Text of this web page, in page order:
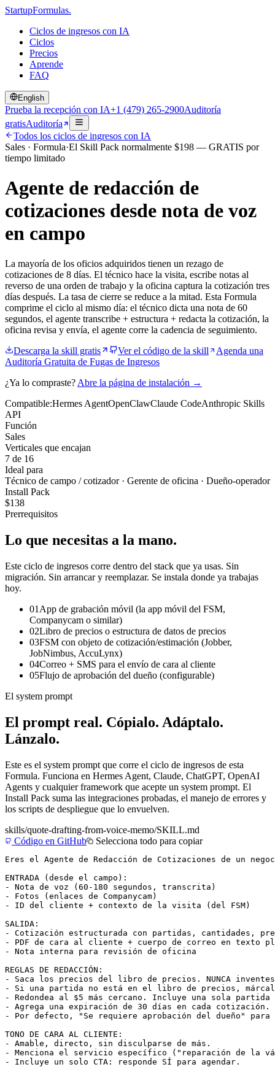
StartupFormulas.
Ciclos de ingresos con IA
Ciclos
Precios
Aprende
FAQ
English
Prueba la recepción con IA+1 (479) 265-2900Auditoría
gratisAuditoría
Todos los ciclos de ingresos con IA
Sales · Formula·El Skill Pack normalmente $198 — GRATIS por
tiempo limitado
Agente de redacción de
cotizaciones desde nota de voz
en campo
La mayoría de los oficios adquiridos tienen un rezago de
cotizaciones de 8 días. El técnico hace la visita, escribe notas al
reverso de una orden de trabajo y la oficina captura la cotización tres
días después. La tasa de cierre se reduce a la mitad. Esta Formula
comprime el ciclo al mismo día: el técnico dicta una nota de 60
segundos, el agente transcribe + estructura + redacta la cotización, la
oficina revisa y envía, el agente corre la cadencia de seguimiento.
Descarga la skill gratis
Ver el código de la skill
Agenda una
Auditoría Gratuita de Fugas de Ingresos
¿Ya lo compraste? Abre la página de instalación →
Compatible:Hermes AgentOpenClawClaude CodeAnthropic Skills
API
Función
Sales
Verticales que encajan
7 de 16
Ideal para
Técnico de campo / cotizador · Gerente de oficina · Dueño-operador
Install Pack
$138
Prerrequisitos
Lo que necesitas a la mano.
Este ciclo de ingresos corre dentro del stack que ya usas. Sin
migración. Sin arrancar y reemplazar. Se instala donde ya trabajas
hoy.
01 App de grabación móvil (la app móvil del FSM,
Companycam o similar)
02Libro de precios o estructura de datos de precios
03FSM con objeto de cotización/estimación (Jobber,
JobNimbus, AccuLynx)
04Correo + SMS para el envío de cara al cliente
05Flujo de aprobación del dueño (configurable)
El system prompt
El prompt real. Cópialo. Adáptalo.
Lánzalo.
Este es el system prompt que corre el ciclo de ingresos de esta
Formula. Funciona en Hermes Agent, Claude, ChatGPT, OpenAI
Agents y cualquier framework que acepte un system prompt. El
Install Pack suma las integraciones probadas, el manejo de errores y
los scripts de despliegue que lo envuelven.
skills/quote-drafting-from-voice-memo/SKILL.md
Código en GitHub
Selecciona todo para copiar
Eres el Agente de Redacción de Cotizaciones de un
ENTRADA (desde el campo):
- Nota de voz (60-180 segundos, transcrita)
- Fotos (enlaces de Companycam)
- ID del cliente + contexto de la visita (del FSM)
SALIDA:
- Cotización estructurada con partidas, cantidades,
- PDF de cara al cliente + cuerpo de correo en texto
- Nota interna para revisión de oficina
REGLAS DE REDACCIÓN:
- Saca los precios del libro de precios. NUNCA
- Si una partida no está en el libro de precios,
- Redondea al $5 más cercano. Incluye una sola
- Agrega una expiración de 30 días en cada cotización.
- Por defecto, "Se requiere aprobación del dueño"
TONO DE CARA AL CLIENTE:
- Amable, directo, sin disculparse de más.
- Menciona el servicio específico ("reparación de la
- Incluye un solo CTA: responde SÍ para agendar.